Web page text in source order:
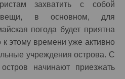
захватить с собой
вещи, в основном, для
погода будет приятна
к этому времени уже активно
учреждения острова. С
начинают приезжать